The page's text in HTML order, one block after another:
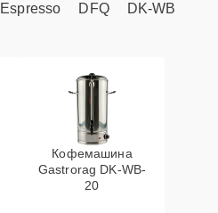
Espresso DFQ DK-WB
Кофемашина
Gastrorag DK-WB-
20